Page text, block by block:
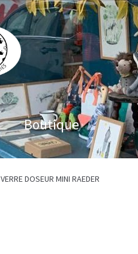
Boutique
VERRE DOSEUR MINI RAEDER